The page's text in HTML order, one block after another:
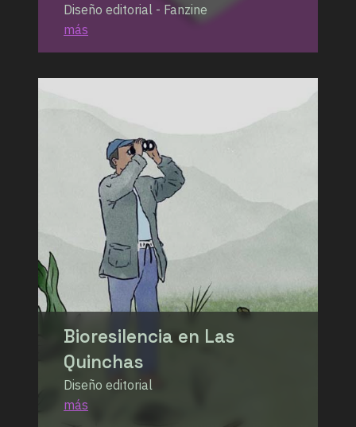
Diseño editorial - Fanzine
más
Bioresilencia en Las
Quinchas
Diseño editorial
más